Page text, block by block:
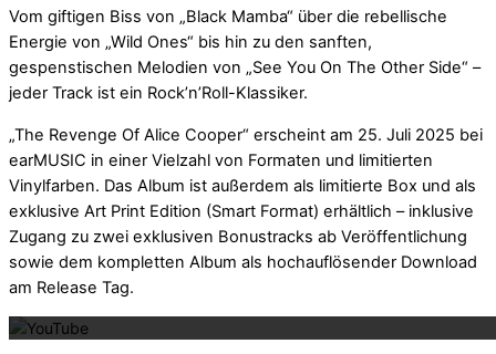
Vom giftigen Biss von „Black Mamba“ über die rebellische
Energie von „Wild Ones“ bis hin zu den sanften,
gespenstischen Melodien von „See You On The Other Side“ –
jeder Track ist ein Rock’n’Roll-Klassiker.
„The Revenge Of Alice Cooper“ erscheint am 25. Juli 2025 bei
earMUSIC in einer Vielzahl von Formaten und limitierten
Vinylfarben. Das Album ist außerdem als limitierte Box und als
exklusive Art Print Edition (Smart Format) erhältlich – inklusive
Zugang zu zwei exklusiven Bonustracks ab Veröffentlichung
sowie dem kompletten Album als hochauflösender Download
am Release Tag.
Mit dem